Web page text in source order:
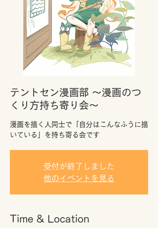
テントセン漫画部 〜漫画のつ
くり方持ち寄り会〜
漫画を描く人同士で「自分はこんなふうに描
いている」を持ち寄る会です
受付が終了しました
他のイベントを見る
Time & Location